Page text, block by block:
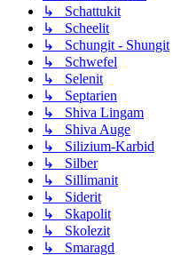
↳ Schattukit
↳ Scheelit
↳ Schungit - Shungit
↳ Schwefel
↳ Selenit
↳ Septarien
↳ Shiva Lingam
↳ Shiva Auge
↳ Silizium-Karbid
↳ Silber
↳ Sillimanit
↳ Siderit
↳ Skapolit
↳ Skolezit
↳ Smaragd